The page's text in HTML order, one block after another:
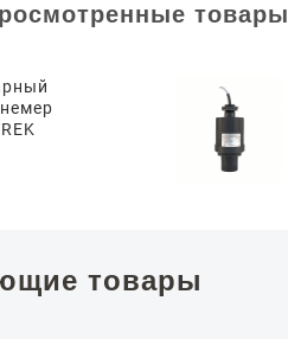
товары
товары